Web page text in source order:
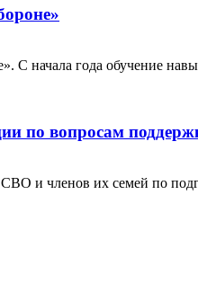
С начала года обучение
по вопросам
и членов их семей по